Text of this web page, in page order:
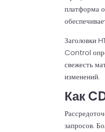
платформа
Заголовки
Control
свежесть
изменений.
Как
запросов.